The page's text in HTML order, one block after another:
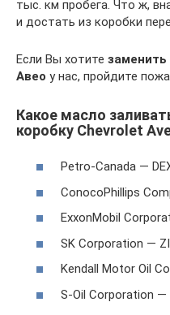
тыс. км пробега. Что ж,
и достать из коробки
Если Вы хотите
Авео у нас, пройдите
Какое масло
коробку Chevrolet
Petro-Canada —
ConocoPhillips
ExxonMobil
SK Corporation —
Kendall Motor Oil
S-Oil Corporation —